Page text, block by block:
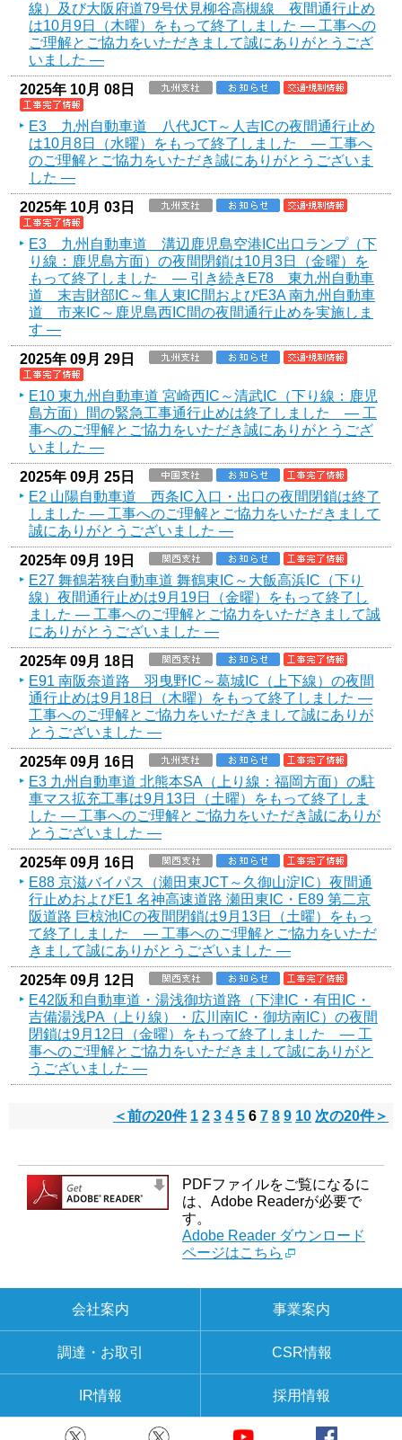
線）及び大阪府道79号伏見柳谷高槻線 夜間通行止め
は10月9日（木曜）をもって終了しました ― 工事への
ご理解とご協力をいただきまして誠にありがとうござ
いました ―
2025年 10月 08日
E3 九州自動車道 八代JCT～人吉ICの夜間通行止め
は10月8日（水曜）をもって終了しました ― 工事へ
のご理解とご協力をいただき誠にありがとうございま
した ―
2025年 10月 03日
E3 九州自動車道 溝辺鹿児島空港IC出口ランプ（下
り線：鹿児島方面）の夜間閉鎖は10月3日（金曜）を
もって終了しました ― 引き続きE78 東九州自動車
道 末吉財部IC～隼人東IC間およびE3A 南九州自動車
道 市来IC～鹿児島西IC間の夜間通行止めを実施しま
す ―
2025年 09月 29日
E10 東九州自動車道 宮崎西IC～清武IC（下り線：鹿児
島方面）間の緊急工事通行止めは終了しました ― 工
事へのご理解とご協力をいただき誠にありがとうござ
いました ―
2025年 09月 25日
E2 山陽自動車道 西条IC入口・出口の夜間閉鎖は終了
しました ― 工事へのご理解とご協力をいただきまして
誠にありがとうございました ―
2025年 09月 19日
E27 舞鶴若狭自動車道 舞鶴東IC～大飯高浜IC（下り
線）夜間通行止めは9月19日（金曜）をもって終了し
ました ― 工事へのご理解とご協力をいただきまして誠
にありがとうございました ―
2025年 09月 18日
E91 南阪奈道路 羽曳野IC～葛城IC（上下線）の夜間
通行止めは9月18日（木曜）をもって終了しました ―
工事へのご理解とご協力をいただきまして誠にありが
とうございました ―
2025年 09月 16日
E3 九州自動車道 北熊本SA（上り線：福岡方面）の駐
車マス拡充工事は9月13日（土曜）をもって終了しま
した ― 工事へのご理解とご協力をいただき誠にありが
とうございました ―
2025年 09月 16日
E88 京滋バイパス（瀬田東JCT～久御山淀IC）夜間通
行止めおよびE1 名神高速道路 瀬田東IC・E89 第二京
阪道路 巨椋池ICの夜間閉鎖は9月13日（土曜）をもっ
て終了しました ― 工事へのご理解とご協力をいただ
きまして誠にありがとうございました ―
2025年 09月 12日
E42阪和自動車道・湯浅御坊道路（下津IC・有田IC・
吉備湯浅PA（上り線）・広川南IC・御坊南IC）の夜間
閉鎖は9月12日（金曜）をもって終了しました ― 工
事へのご理解とご協力をいただきまして誠にありがと
うございました ―
＜前の20件 1 2 3 4 5 6 7 8 9 10 次の20件＞
PDFファイルをご覧になるに
は、Adobe Readerが必要で
す。
Adobe Reader ダウンロード
ページはこちら
会社案内 事業案内
調達・お取引 CSR情報
IR情報 採用情報